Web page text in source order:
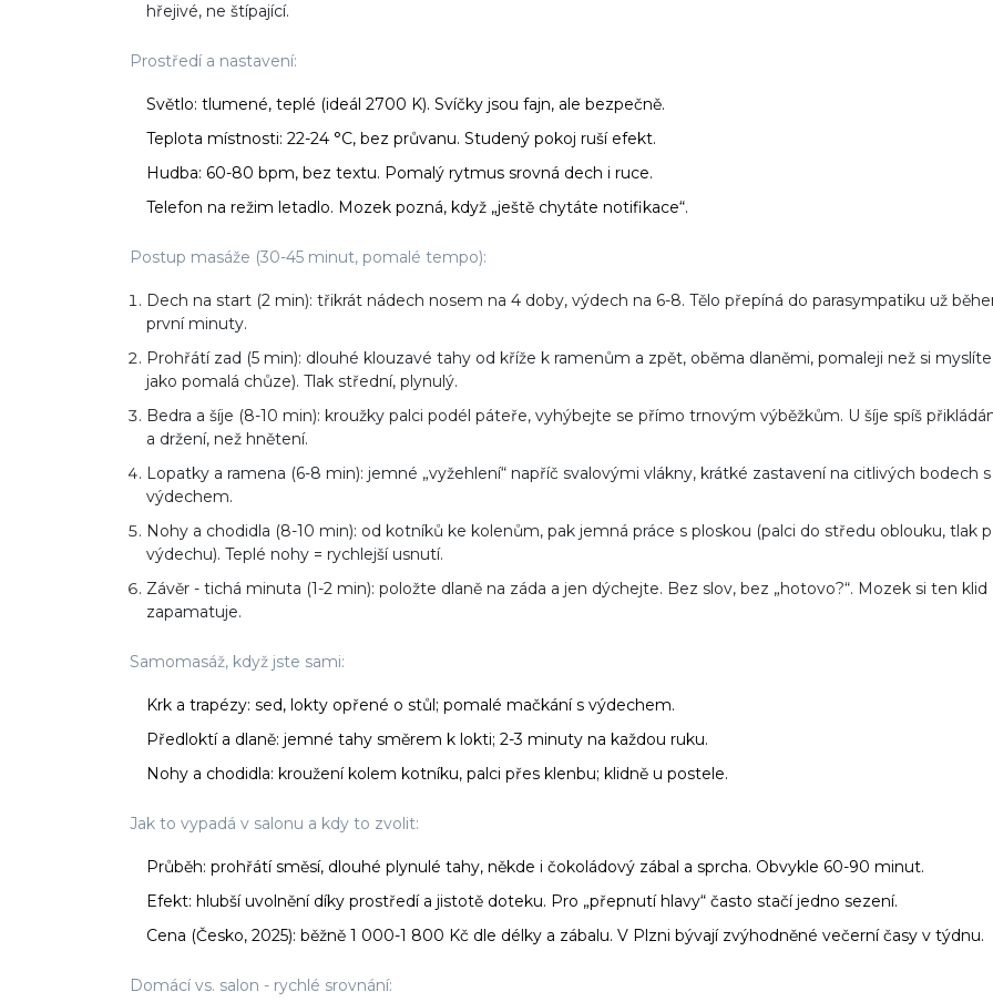
hřejivé, ne štípající.
Prostředí a nastavení:
Světlo: tlumené, teplé (ideál 2700 K). Svíčky jsou fajn, ale bezpečně.
Teplota místnosti: 22-24 °C, bez průvanu. Studený pokoj ruší efekt.
Hudba: 60-80 bpm, bez textu. Pomalý rytmus srovná dech i ruce.
Telefon na režim letadlo. Mozek pozná, když „ještě chytáte notifikace“.
Postup masáže (30-45 minut, pomalé tempo):
Dech na start (2 min): třikrát nádech nosem na 4 doby, výdech na 6-8. Tělo přepíná do parasympatiku už
první minuty.
Prohřátí zad (5 min): dlouhé klouzavé tahy od kříže k ramenům a zpět, oběma dlaněmi, pomaleji než si myslíte
jako pomalá chůze). Tlak střední, plynulý.
Bedra a šíje (8-10 min): kroužky palci podél páteře, vyhýbejte se přímo trnovým výběžkům. U šíje spíš
a držení, než hnětení.
Lopatky a ramena (6-8 min): jemné „vyžehlení“ napříč svalovými vlákny, krátké zastavení na citlivých bodech s
výdechem.
Nohy a chodidla (8-10 min): od kotníků ke kolenům, pak jemná práce s ploskou (palci do středu oblouku, tlak
výdechu). Teplé nohy = rychlejší usnutí.
Závěr - tichá minuta (1-2 min): položte dlaně na záda a jen dýchejte. Bez slov, bez „hotovo?“. Mozek si ten klid
zapamatuje.
Samomasáž, když jste sami:
Krk a trapézy: sed, lokty opřené o stůl; pomalé mačkání s výdechem.
Předloktí a dlaně: jemné tahy směrem k lokti; 2-3 minuty na každou ruku.
Nohy a chodidla: kroužení kolem kotníku, palci přes klenbu; klidně u postele.
Jak to vypadá v salonu a kdy to zvolit:
Průběh: prohřátí směsí, dlouhé plynulé tahy, někde i čokoládový zábal a sprcha. Obvykle 60-90 minut.
Efekt: hlubší uvolnění díky prostředí a jistotě doteku. Pro „přepnutí hlavy“ často stačí jedno sezení.
Cena (Česko, 2025): běžně 1 000-1 800 Kč dle délky a zábalu. V Plzni bývají zvýhodněné večerní časy v týdnu.
Domácí vs. salon - rychlé srovnání: